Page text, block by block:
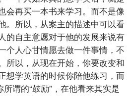
会再买一本书来学习。而不是像
。所以，从案主的描述中可以看
的自主意愿对于他的发展来说有
个人心甘情愿去做一件事情，不
所以，从现在开始，你要改变和
想学英语的时候你陪他练习，而
谓的“鼓励”，在他看来其实是